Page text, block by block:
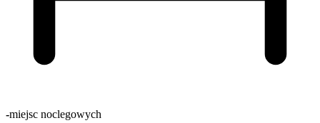
-miejsc noclegowych